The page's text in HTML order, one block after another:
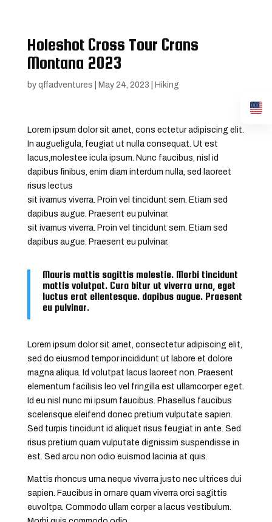
Holeshot Cross Tour Crans
Montana 2023
by qffadventures May 24, 2023 Hiking
Lorem ipsum dolor sit amet, cons ectetur adipiscing elit.
In augueligula, feugiat ut nulla consequat. Ut est
lacus,molestee icula ipsum. Nunc faucibus, nisl id
dapibus finibus, enim diam interdum nulla, sed laoreet
risus lectus
sit ivamus viverra. Proin vel tincidunt sem. Etiam sed
dapibus augue. Praesent eu pulvinar.
sit ivamus viverra. Proin vel tincidunt sem. Etiam sed
dapibus augue. Praesent eu pulvinar.
Mauris mattis sagittis molestie. Morbi tincidunt
mattis volutpat. Cura bitur ut viverra urna, eget
luctus erat ellentesque. dapibus augue. Praesent
eu pulvinar.
Lorem ipsum dolor sit amet, consectetur adipiscing elit,
sed do eiusmod tempor incididunt ut labore et dolore
magna aliqua. Id volutpat lacus laoreet non. Praesent
elementum facilisis leo vel fringilla est ullamcorper eget.
Id eu nisl nunc mi ipsum faucibus. Phasellus faucibus
scelerisque eleifend donec pretium vulputate sapien.
Sed turpis tincidunt id aliquet risus feugiat in ante. Sed
risus pretium quam vulputate dignissim suspendisse in
est. Sed arcu non odio euismod lacinia at quis.
Mattis rhoncus urna neque viverra justo nec ultrices dui
sapien. Faucibus in ornare quam viverra orci sagittis
euvoltpa. Commodo ullam corper a lacus vestibulum.